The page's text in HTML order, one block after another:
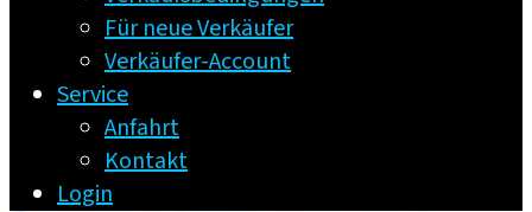
Für neue Verkäufer
Verkäufer-Account
Service
Anfahrt
Kontakt
Login